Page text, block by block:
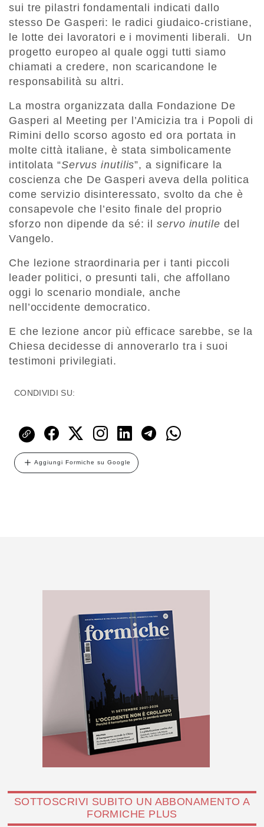
sui tre pilastri fondamentali indicati dallo
stesso De Gasperi: le radici giudaico-cristiane,
le lotte dei lavoratori e i movimenti liberali. Un
progetto europeo al quale oggi tutti siamo
chiamati a credere, non scaricandone le
responsabilità su altri.
La mostra organizzata dalla Fondazione De
Gasperi al Meeting per l’Amicizia tra i Popoli di
Rimini dello scorso agosto ed ora portata in
molte città italiane, è stata simbolicamente
intitolata “Servus inutilis”, a significare la
coscienza che De Gasperi aveva della politica
come servizio disinteressato, svolto da che è
consapevole che l’esito finale del proprio
sforzo non dipende da sé: ilservo inutile del
Vangelo.
Che lezione straordinaria per i tanti piccoli
leader politici, o presunti tali, che affollano
oggi lo scenario mondiale, anche
nell’occidente democratico.
E che lezione ancor più efficace sarebbe, se la
Chiesa decidesse di annoverarlo tra i suoi
testimoni privilegiati.
CONDIVIDI SU:
Aggiungi Formiche su Google
SOTTOSCRIVI SUBITO UN ABBONAMENTO A
FORMICHE PLUS